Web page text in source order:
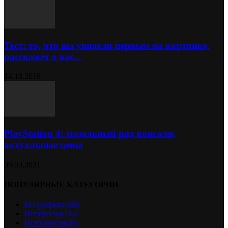
Тест: то, что вы увидели первым на картинке,
расскажет о вас...
PlayStation 4: модельный ряд консоли,
актуальные цены
Без рубрики686
Интересное562
Психология485